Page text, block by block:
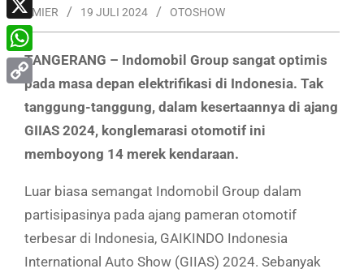
AMIER 19 JULI 2024 OTOSHOW
TANGERANG – Indomobil Group sangat optimis
pada masa depan elektrifikasi di Indonesia. Tak
tanggung-tanggung, dalam kesertaannya di ajang
GIIAS 2024, konglemarasi otomotif ini
memboyong 14 merek kendaraan.
Luar biasa semangat Indomobil Group dalam
partisipasinya pada ajang pameran otomotif
terbesar di Indonesia, GAIKINDO Indonesia
International Auto Show (GIIAS) 2024. Sebanyak
X
WhatsApp
Link